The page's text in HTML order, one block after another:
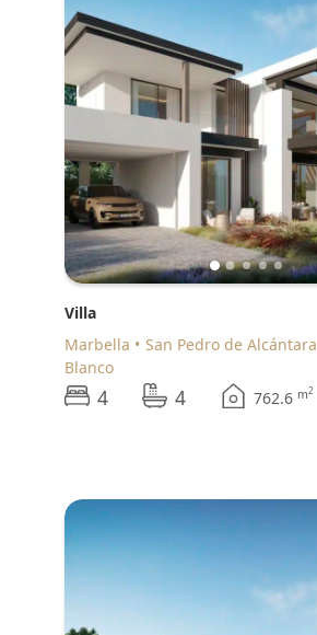
Villa
Marbella
San Pedro de Alcántara
Blanco
4 4 762.6 m2